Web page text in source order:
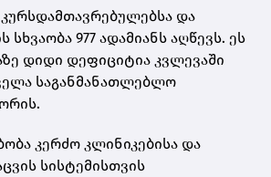
და
977 ადამიანს აღწევს. ეს
დიდი დეფიციტია კვლევაში
საგანმანათლებლო
კერძო კლინიკებისა და
სისტემისთვის